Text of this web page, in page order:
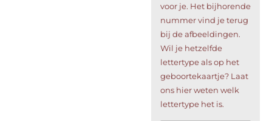
voor je. Het bijhorende
nummer vind je terug
bij de afbeeldingen.
Wil je hetzelfde
lettertype als op het
geboortekaartje? Laat
ons hier weten welk
lettertype het is.